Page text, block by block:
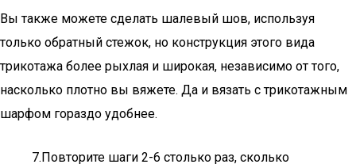
Вы также можете сделать шалевый шов, используя
только обратный стежок, но конструкция этого вида
трикотажа более рыхлая и широкая, независимо от того,
насколько плотно вы вяжете. Да и вязать с трикотажным
шарфом гораздо удобнее.
7.Повторите шаги 2-6 столько раз, сколько